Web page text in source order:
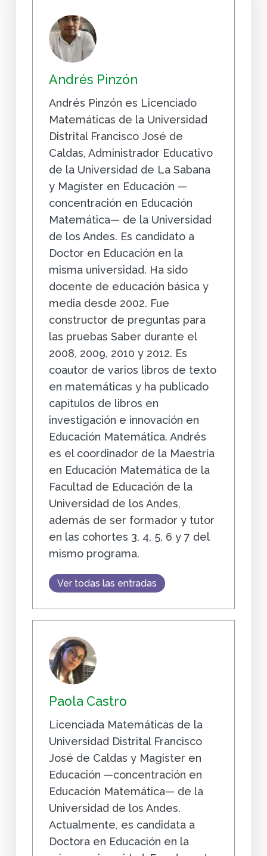
Andrés Pinzón
Andrés Pinzón es Licenciado
Matemáticas de la Universidad
Distrital Francisco José de
Caldas, Administrador Educativo
de la Universidad de La Sabana
y Magíster en Educación —
concentración en Educación
Matemática— de la Universidad
de los Andes. Es candidato a
Doctor en Educación en la
misma universidad. Ha sido
docente de educación básica y
media desde 2002. Fue
constructor de preguntas para
las pruebas Saber durante el
2008, 2009, 2010 y 2012. Es
coautor de varios libros de texto
en matemáticas y ha publicado
capítulos de libros en
investigación e innovación en
Educación Matemática. Andrés
es el coordinador de la Maestría
en Educación Matemática de la
Facultad de Educación de la
Universidad de los Andes,
además de ser formador y tutor
en las cohortes 3, 4, 5, 6 y 7 del
mismo programa.
Ver todas las entradas
Paola Castro
Licenciada Matemáticas de la
Universidad Distrital Francisco
José de Caldas y Magister en
Educación —concentración en
Educación Matemática— de la
Universidad de los Andes.
Actualmente, es candidata a
Doctora en Educación en la